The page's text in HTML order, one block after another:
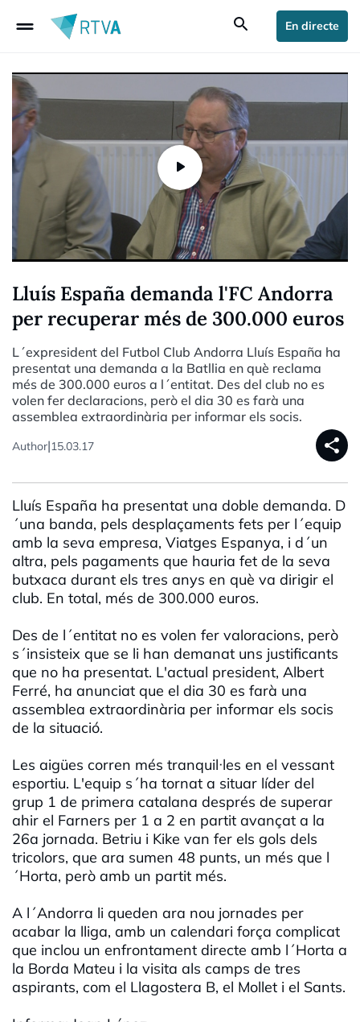
drag_handle search En directe
Lluís España demanda l'FC Andorra
per recuperar més de 300.000 euros
L´expresident del Futbol Club Andorra Lluís España ha
presentat una demanda a la Batllia en què reclama
més de 300.000 euros a l´entitat. Des del club no es
volen fer declaracions, però el dia 30 es farà una
assemblea extraordinària per informar els socis.
Author|15.03.17 share
Lluís España ha presentat una doble demanda. D
´una banda, pels desplaçaments fets per l´equip
amb la seva empresa, Viatges Espanya, i d´un
altra, pels pagaments que hauria fet de la seva
butxaca durant els tres anys en què va dirigir el
club. En total, més de 300.000 euros.
Des de l´entitat no es volen fer valoracions, però
s´insisteix que se li han demanat uns justificants
que no ha presentat. L'actual president, Albert
Ferré, ha anunciat que el dia 30 es farà una
assemblea extraordinària per informar els socis
de la situació.
Les aigües corren més tranquil·les en el vessant
esportiu. L'equip s´ha tornat a situar líder del
grup 1 de primera catalana després de superar
ahir el Farners per 1 a 2 en partit avançat a la
26a jornada. Betriu i Kike van fer els gols dels
tricolors, que ara sumen 48 punts, un més que l
´Horta, però amb un partit més.
A l´Andorra li queden ara nou jornades per
acabar la lliga, amb un calendari força complicat
que inclou un enfrontament directe amb l´Horta a
la Borda Mateu i la visita als camps de tres
aspirants, com el Llagostera B, el Mollet i el Sants.